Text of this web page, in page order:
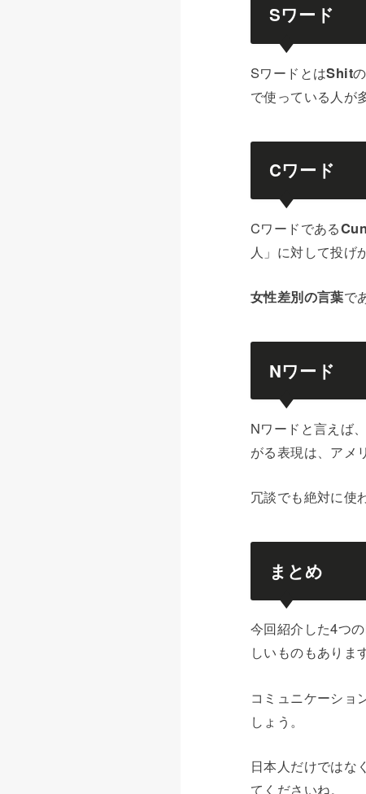
Sワード
SワードとはShit
で使っている人が
Cワード
Cワードである
人」に対して投げ
女性差別の言葉で
Nワード
Nワードと言えば
がる表現は、アメ
冗談でも絶対に使
まとめ
今回紹介した4つ
しいものもありま
コミュニケーショ
しょう。
日本人だけではな
てくださいね。